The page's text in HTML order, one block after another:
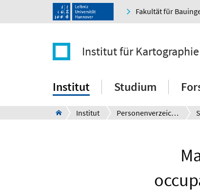
Fakultät für
Institut für
Institut Studium
Institut Personenverzeichnis